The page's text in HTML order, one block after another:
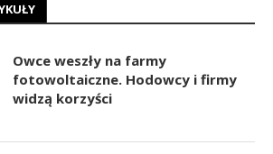
Owce weszły na farmy
fotowoltaiczne. Hodowcy i firmy
widzą korzyści